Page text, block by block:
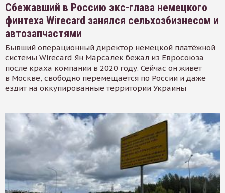
Сбежавший в Россию экс-глава немецкого
финтеха Wirecard занялся сельхозбизнесом и
автозапчастями
Бывший операционный директор немецкой платёжной
системы Wirecard Ян Марсалек бежал из Евросоюза
после краха компании в 2020 году. Сейчас он живёт
в Москве, свободно перемещается по России и даже
ездит на оккупированные территории Украины